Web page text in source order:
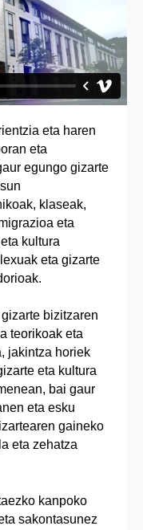
eta haren
eta
egungo gizarte
klaseak,
eta
kultura
eta gizarte
bizitzaren
teorikoak eta
jakintza horiek
eta kultura
bai gaur
eta esku
gaineko
eta zehatza
kanpoko
sakontasunez